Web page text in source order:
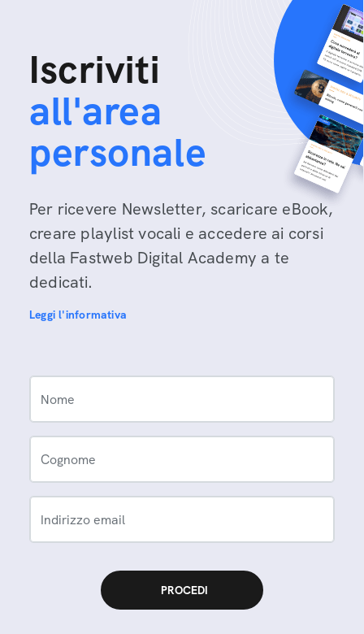
Iscriviti
all'area
personale
Per ricevere Newsletter, scaricare eBook,
creare playlist vocali e accedere ai corsi
della Fastweb Digital Academy a te
dedicati.
Leggi l'informativa
Nome
Cognome
Indirizzo email